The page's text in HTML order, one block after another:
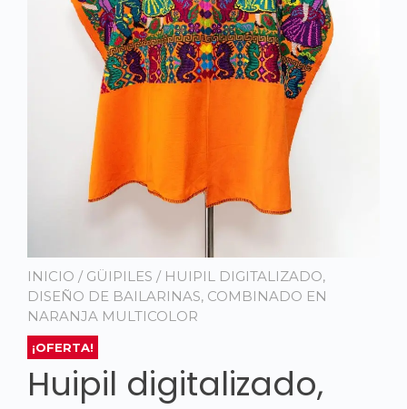
INICIO / GÜIPILES / HUIPIL DIGITALIZADO,
DISEÑO DE BAILARINAS, COMBINADO EN
NARANJA MULTICOLOR
¡OFERTA!
Huipil digitalizado,